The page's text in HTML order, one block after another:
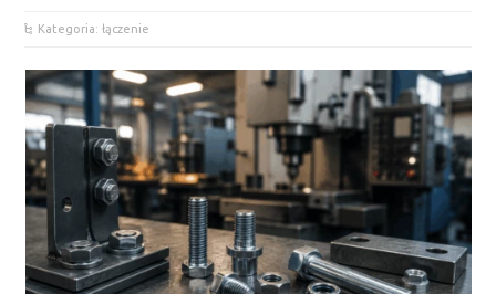
Kategoria: łączenie